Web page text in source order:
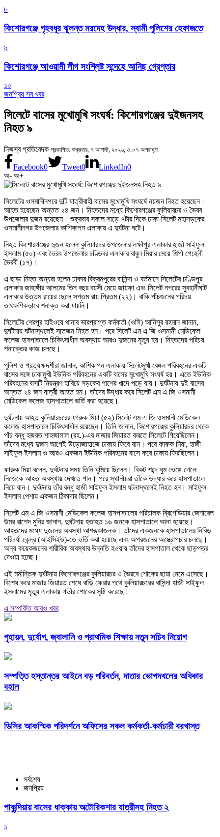
৮
কিশোরগঞ্জে গৃহবধূর ঝুলন্ত মরদেহ উদ্ধার, স্বামী পুলিশের হেফাজতে
৯
কিশোরগঞ্জে আওয়ামী লীগ সংশ্লিষ্ট সন্দেহে আনিছ গ্রেপ্তার
১০
জনপ্রিয় সব খবর
সিলেটে বাসের মুখোমুখি সংঘর্ষ: কিশোরগঞ্জের দুইজনসহ
নিহত ৯
নিজস্ব প্রতিবেদক প্রকাশিত: শুক্রবার, ৭ আগস্ট, ২০২৬, ৩:০৭ অপরাহ্ণ
Facebook0 Tweet0 LinkedIn0
অ- অ+
সিলেটের ওসমানীনগরে দুটি যাত্রীবাহী বাসের মুখোমুখি সংঘর্ষে নয়জন নিহত হয়েছেন।
আহত হয়েছেন অন্তত ২৪ জন। নিহতদের মধ্যে কিশোরগঞ্জের কুলিয়ারচর ও ভৈরব
উপজেলার দুজন রয়েছেন। শুক্রবার সকাল সাড়ে ৭টার দিকে ঢাকা-সিলেট মহাসড়কের
ওসমানীনগর উপজেলার কাশিকাপন এলাকায় এ দুর্ঘটনা ঘটে।
নিহত কিশোরগঞ্জের দুজন হলেন কুলিয়ারচর উপজেলার লক্ষীপুর এলাকার হাজী সাইফুল
ইসলাম (৫০) এবং ভৈরব উপজেলার চণ্ডিবর এলাকার বাবুল মিয়ার মেয়ে শিল্পী পেহেলী
ভৈরবী (১৭)।
এ ছাড়া নিহত অন্যরা হলেন ঢাকার বিক্রমপুরের বাসিন্দা ও বর্তমানে সিলেটের চণ্ডিপুর
এলাকার জাহাঙ্গীর আলমের তিন বছর বয়সী মেয়ে জায়ফা এবং সিলেট নগরের সুবহানীঘাট
এলাকার উত্তম রায়ের ছেলে সপ্তম রায় প্রিতম (২২)। বাকি পাঁচজনের পরিচয়
তাৎক্ষণিকভাবে শনাক্ত করা যায়নি।
সিলেটের শেরপুর হাইওয়ে থানার ভারপ্রাপ্ত কর্মকর্তা (ওসি) আনিসুর রহমান জানান,
দুর্ঘটনায় ঘটনাস্থলেই সাতজন নিহত হন। পরে সিলেট এম এ জি ওসমানী মেডিকেল
কলেজ হাসপাতালে চিকিৎসাধীন অবস্থায় আরও দুজনের মৃত্যু হয়। নিহতদের পরিচয়
শনাক্তের কাজ চলছে।
পুলিশ ও প্রত্যক্ষদর্শীরা জানান, কাশিকাপন এলাকায় সিলেটমুখী বেঙ্গল পরিবহনের একটি
বাসের সঙ্গে ঢাকামুখী ইউনিক পরিবহনের একটি বাসের মুখোমুখি সংঘর্ষ হয়। এতে ইউনিক
পরিবহনের বাসটি নিয়ন্ত্রণ হারিয়ে সড়কের পাশের খাদে পড়ে যায়। দুর্ঘটনায় দুই বাসের
অন্তত ২৪ জন যাত্রী আহত হন। তাঁদের উদ্ধার করে সিলেট এম এ জি ওসমানী
মেডিকেল কলেজ হাসপাতালে ভর্তি করা হয়েছে।
দুর্ঘটনায় আহত কুলিয়ারচরের ফারুক মিয়া (৫২) সিলেট এম এ জি ওসমানী মেডিকেল
কলেজ হাসপাতালে চিকিৎসাধীন রয়েছেন। তিনি জানান, কিশোরগঞ্জের কুলিয়ারচর থেকে
পাঁচ বন্ধু হজরত শাহজালাল (রহ.)-এর মাজার জিয়ারত করতে সিলেটে গিয়েছিলেন।
তাঁদের মধ্যে দুজন আগেই উড়োজাহাজে ঢাকায় ফিরে যান। পরে ফারুক মিয়া, হাজী
সাইফুল ইসলাম ও আরও একজন ইউনিক পরিবহনের বাসে করে ঢাকায় ফিরছিলেন।
ফারুক মিয়া বলেন, দুর্ঘটনার সময় তিনি ঘুমিয়ে ছিলেন। বিকট শব্দে ঘুম ভেঙে গেলে
নিজেকে আহত অবস্থায় দেখতে পান। পরে স্থানীয়রা তাঁকে উদ্ধার করে হাসপাতালে
নিয়ে যান। দুর্ঘটনায় তাঁর বন্ধু হাজী সাইফুল ইসলাম ঘটনাস্থলেই নিহত হন। সাইফুল
ইসলাম পেশায় একজন ঠিকাদার ছিলেন।
সিলেট এম এ জি ওসমানী মেডিকেল কলেজ হাসপাতালের পরিচালক ব্রিগেডিয়ার জেনারেল
উমর রাশেদ মুনির জানান, দুর্ঘটনায় হতাহত ১৬ জনকে হাসপাতালে আনা হয়েছে।
আহতদের মধ্যে দুজনের অবস্থা আশঙ্কাজনক। তাঁদের একজনকে হাসপাতালের নিবিড়
পরিচর্যা কেন্দ্র (আইসিইউ)-তে ভর্তি করা হয়েছে এবং অপরজনের অস্ত্রোপচার চলছে।
অন্য কয়েকজনের শারীরিক অবস্থার উন্নতি হওয়ায় তাঁদের হাসপাতাল থেকে ছাড়পত্র
দেওয়া হচ্ছে।
এই মর্মান্তিক দুর্ঘটনায় কিশোরগঞ্জের কুলিয়ারচর ও ভৈরবে শোকের ছায়া নেমে এসেছে।
বিশেষ করে মাজার জিয়ারত শেষে বাড়ি ফেরার পথে কুলিয়ারচরের বাসিন্দা হাজী সাইফুল
ইসলামের মৃত্যু এলাকায় গভীর শোকের সৃষ্টি করেছে।
এ সম্পর্কিত আরও খবর
গৃহায়ন, দুর্যোগ, জ্বালানি ও প্রাথমিক শিক্ষায় নতুন সচিব নিয়োগ
সম্পত্তি হস্তান্তর আইনে বড় পরিবর্তন, দাতার ভোগদখলের অধিকার
বহাল
ডিসির আকস্মিক পরিদর্শনে অফিসের সকল কর্মকর্তা-কর্মচারী বরখাস্ত
সর্বশেষ
জনপ্রিয়
পাকুন্দিয়ায় বাসের ধাক্কায় অটোরিকশার যাত্রীসহ নিহত ২
১